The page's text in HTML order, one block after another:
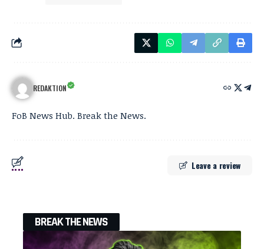
REDAKTION
FoB News Hub. Break the News.
Leave a review
BREAK THE NEWS